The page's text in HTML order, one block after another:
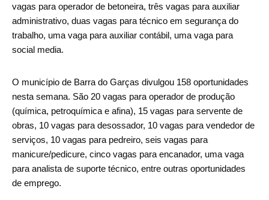
vagas para operador de betoneira, três vagas para auxiliar
administrativo, duas vagas para técnico em segurança do
trabalho, uma vaga para auxiliar contábil, uma vaga para
social media.
O município de Barra do Garças divulgou 158 oportunidades
nesta semana. São 20 vagas para operador de produção
(química, petroquímica e afina), 15 vagas para servente de
obras, 10 vagas para desossador, 10 vagas para vendedor de
serviços, 10 vagas para pedreiro, seis vagas para
manicure/pedicure, cinco vagas para encanador, uma vaga
para analista de suporte técnico, entre outras oportunidades
de emprego.